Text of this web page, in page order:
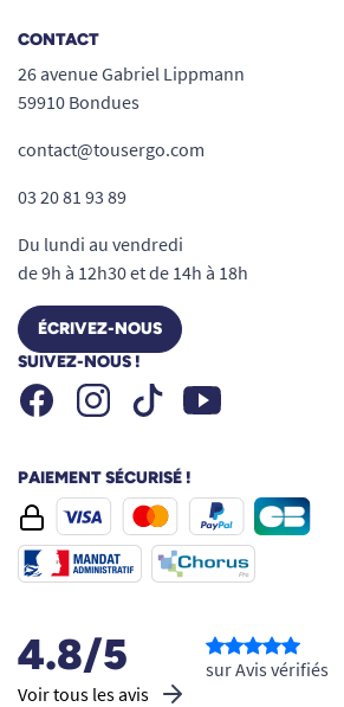
CONTACT
26 avenue Gabriel Lippmann
59910 Bondues
contact@tousergo.com
03 20 81 93 89
Du lundi au vendredi
de 9h à 12h30 et de 14h à 18h
ÉCRIVEZ-NOUS
SUIVEZ-NOUS !
FacebookInstagramTiktok Youtube
PAIEMENT SÉCURISÉ !
4.8/5
Voir tous les avis
sur Avis vérifiés